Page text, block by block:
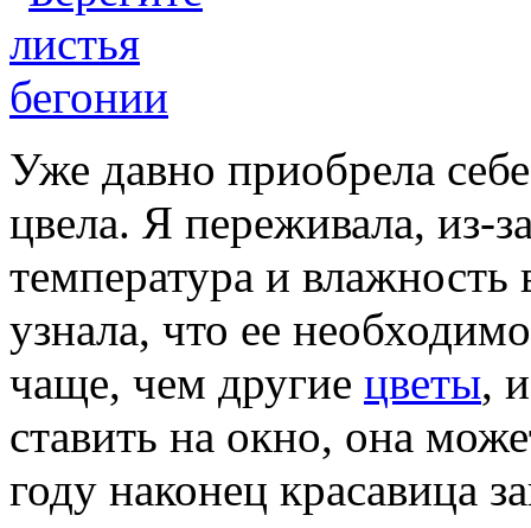
Уже давно приобрела
цвела. Я переживала, из-
температура и
узнала, что ее
чаще, чем другие цветы,
ставить на окно, она
году наконец красавица